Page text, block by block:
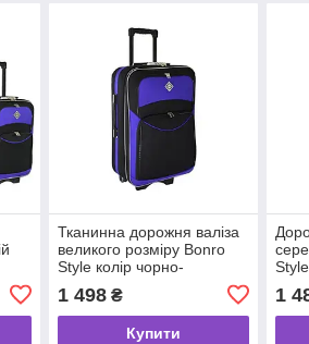
Тканинна дорожня валіза
великого розміру Bonro
Style колір чорно-
1 498₴
Купити
1